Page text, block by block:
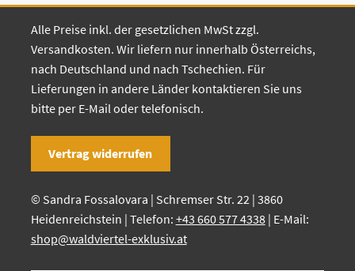
Alle Preise inkl. der gesetzlichen MwSt zzgl.
Versandkosten. Wir liefern nur innerhalb Österreichs,
nach Deutschland und nach Tschechien. Für
Lieferungen in andere Länder kontaktieren Sie uns
bitte per E-Mail oder telefonisch.
Vertrag widerrufen
© Sandra Fossalovara | Schremser Str. 22 | 3860
Heidenreichstein | Telefon: +43 660 577 4338| E-Mail:
shop@waldviertel-exklusiv.at